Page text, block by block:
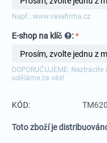
Např.: www.vasefirma.cz
E-shop na klíč :
DOPORUČUJEME:
uděláme za vás!
KÓD:
Toto zboží je